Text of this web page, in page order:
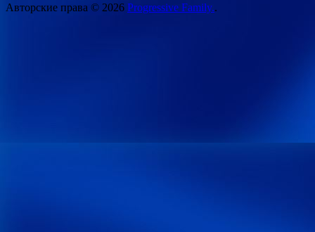
Авторские права © 2026 Progressive Family..